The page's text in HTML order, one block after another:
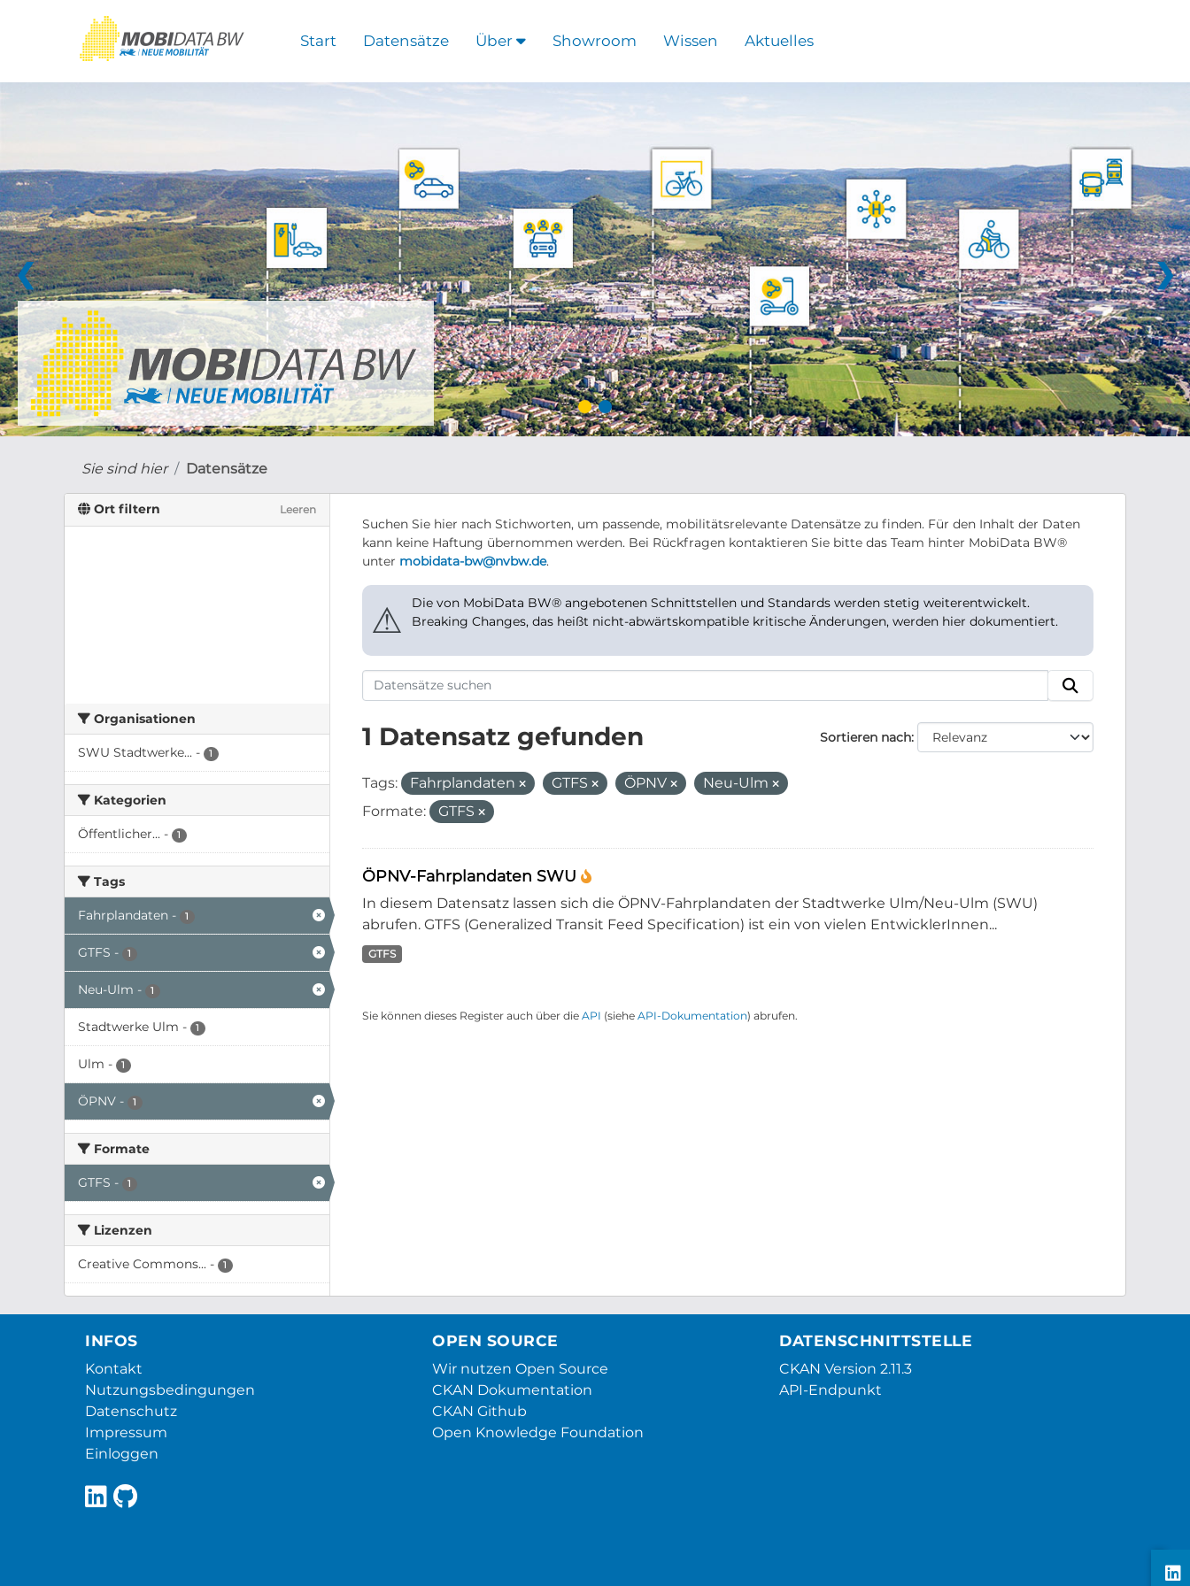
Start Datensätze Über Showroom Wissen Aktuelles
❮ ❯
Sie sind hier Datensätze
Ort filtern Leeren
Organisationen
SWU Stadtwerke... - 1
Kategorien
Öffentlicher... - 1
Tags
Fahrplandaten - 1
GTFS - 1
Neu-Ulm - 1
Stadtwerke Ulm - 1
Ulm - 1
ÖPNV - 1
Formate
GTFS - 1
Lizenzen
Creative Commons... - 1
Suchen Sie hier nach Stichworten, um passende, mobilitätsrelevante Datensätze zu finden. Für den Inhalt der Daten
kann keine Haftung übernommen werden. Bei Rückfragen kontaktieren Sie bitte das Team hinter MobiData BW®
unter mobidata-bw@nvbw.de.
⚠
Die von MobiData BW® angebotenen Schnittstellen und Standards werden stetig weiterentwickelt.
Breaking Changes, das heißt nicht-abwärtskompatible kritische Änderungen, werden hier dokumentiert.
Sortieren nach
1 Datensatz gefunden
Tags: Fahrplandaten GTFS ÖPNV
Neu-Ulm
Formate:
GTFS
ÖPNV-Fahrplandaten SWU
In diesem Datensatz lassen sich die ÖPNV-Fahrplandaten der Stadtwerke Ulm/Neu-Ulm (SWU)
abrufen. GTFS (Generalized Transit Feed Specification) ist ein von vielen EntwicklerInnen...
GTFS
Sie können dieses Register auch über die API (siehe API-Dokumentation) abrufen.
INFOS
Kontakt
Nutzungsbedingungen
Datenschutz
Impressum
Einloggen
OPEN SOURCE
Wir nutzen Open Source
CKAN Dokumentation
CKAN Github
Open Knowledge Foundation
DATENSCHNITTSTELLE
CKAN Version 2.11.3
API-Endpunkt